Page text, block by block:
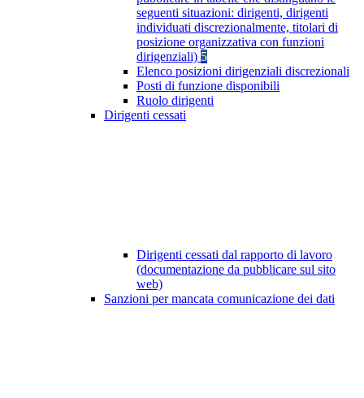
seguenti situazioni: dirigenti, dirigenti
individuati discrezionalmente, titolari di
posizione organizzativa con funzioni
dirigenziali) 5
Elenco posizioni dirigenziali discrezionali
Posti di funzione disponibili
Ruolo dirigenti
Dirigenti cessati
Dirigenti cessati dal rapporto di lavoro
(documentazione da pubblicare sul sito
web)
Sanzioni per mancata comunicazione dei dati